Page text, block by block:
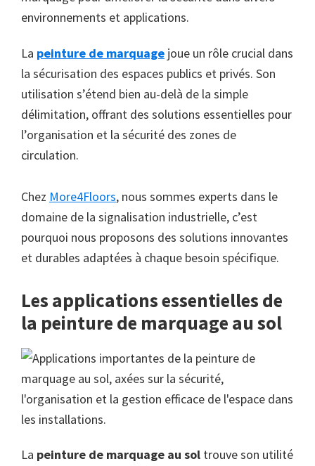
La peinture de marquage joue un rôle crucial dans
la sécurisation des espaces publics et privés. Son
utilisation s’étend bien au-delà de la simple
délimitation, offrant des solutions essentielles pour
l’organisation et la sécurité des zones de
circulation.
Chez More4Floors, nous sommes experts dans le
domaine de la signalisation industrielle, c’est
pourquoi nous proposons des solutions innovantes
et durables adaptées à chaque besoin spécifique.
Les applications essentielles de
la peinture de marquage au sol
La peinture de marquage au sol trouve son utilité